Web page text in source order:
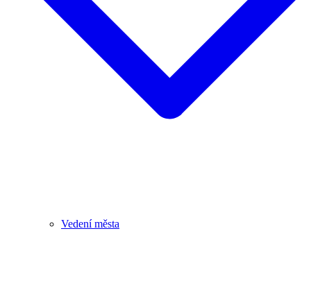
Vedení města